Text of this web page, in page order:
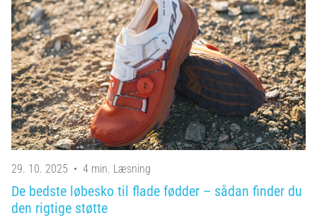
29. 10. 2025 • 4 min. Læsning
De bedste løbesko til flade fødder – sådan finder du
den rigtige støtte